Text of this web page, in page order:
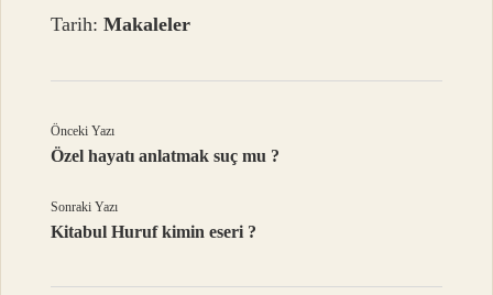
Tarih:Makaleler
Önceki Yazı
Özel hayatı anlatmak suç mu ?
Sonraki Yazı
Kitabul Huruf kimin eseri ?